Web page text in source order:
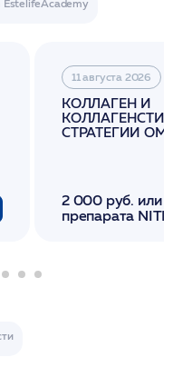
11 августа 2026
КОЛЛАГЕН И
СТРАТЕГИИ
2 000 руб. или
препарата